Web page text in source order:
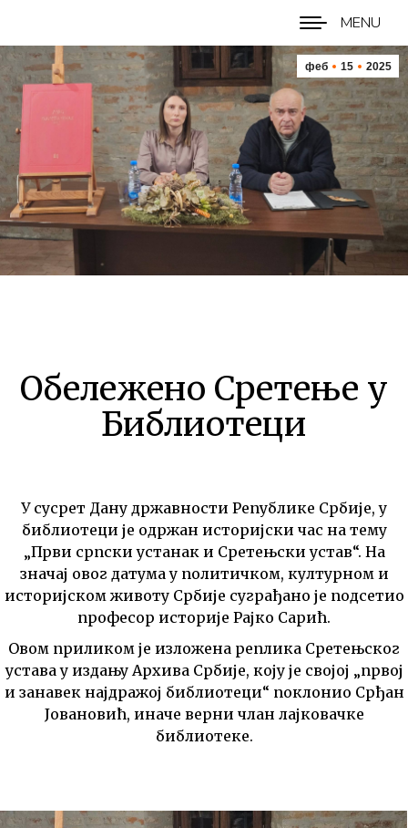
MENU
феб 15 2025
Обележено Сретење у
Библиотеци
У сусрет Дану државности Републике Србије, у
библиотеци је одржан историјски час на тему
„Први српски устанак и Сретењски устав“. На
значај овог датума у политичком, културном и
историјском животу Србије суграђано је подсетио
професор историје Рајко Сарић.
Овом приликом је изложена реплика Сретењског
устава у издању Архива Србије, коју је својој „првој
и занавек најдражој библиотеци“ поклонио Срђан
Јовановић, иначе верни члан лајковачке
библиотеке.